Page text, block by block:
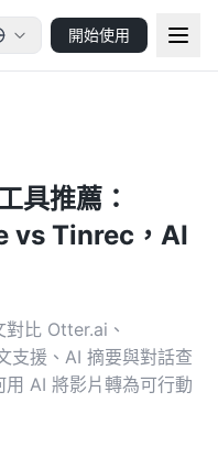
開始使用
具推薦：
vs Tinrec，AI
比 Otter.ai、
支援、AI 摘要與對話查
AI 將影片轉為可行動